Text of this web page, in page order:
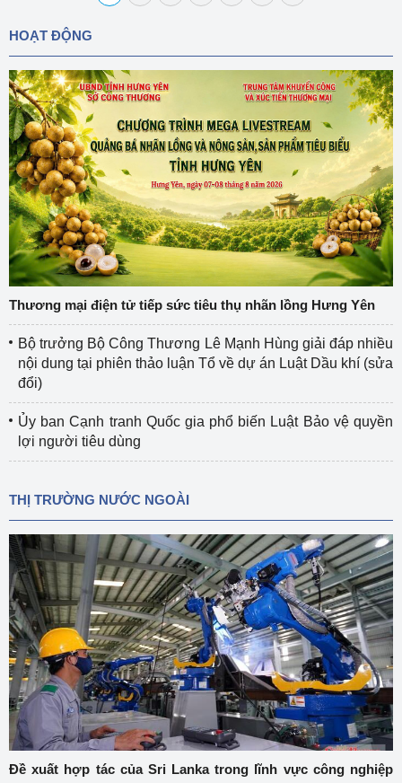
HOẠT ĐỘNG
Thương mại điện tử tiếp sức tiêu thụ nhãn lồng Hưng Yên
Bộ trưởng Bộ Công Thương Lê Mạnh Hùng giải đáp nhiều
nội dung tại phiên thảo luận Tổ về dự án Luật Dầu khí (sửa
đổi)
Ủy ban Cạnh tranh Quốc gia phổ biến Luật Bảo vệ quyền
lợi người tiêu dùng
THỊ TRƯỜNG NƯỚC NGOÀI
Đề xuất hợp tác của Sri Lanka trong lĩnh vực công nghiệp